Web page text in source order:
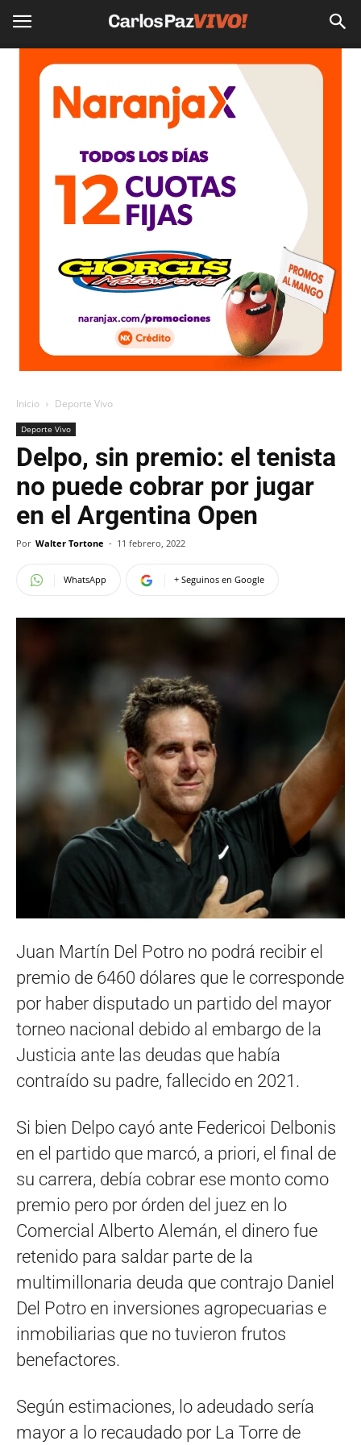
Inicio Deporte Vivo
Deporte Vivo
Delpo, sin premio: el tenista
no puede cobrar por jugar
en el Argentina Open
Por Walter Tortone - 11 febrero, 2022
WhatsApp + Seguinos en Google
Juan Martín Del Potro no podrá recibir el
premio de 6460 dólares que le corresponde
por haber disputado un partido del mayor
torneo nacional debido al embargo de la
Justicia ante las deudas que había
contraído su padre, fallecido en 2021.
Si bien Delpo cayó ante Federicoi Delbonis
en el partido que marcó, a priori, el final de
su carrera, debía cobrar ese monto como
premio pero por órden del juez en lo
Comercial Alberto Alemán, el dinero fue
retenido para saldar parte de la
multimillonaria deuda que contrajo Daniel
Del Potro en inversiones agropecuarias e
inmobiliarias que no tuvieron frutos
benefactores.
Según estimaciones, lo adeudado sería
mayor a lo recaudado por La Torre de